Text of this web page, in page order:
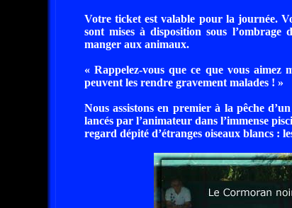
Votre ticket est valable pour la journée.
sont mises à disposition sous
manger aux animaux.
« Rappelez-vous que ce que vous
peuvent les rendre gravement malades ! »
Nous assistons en premier à la pêche
lancés par l’animateur dans l’immense
regard dépité d’étranges oiseaux blancs :